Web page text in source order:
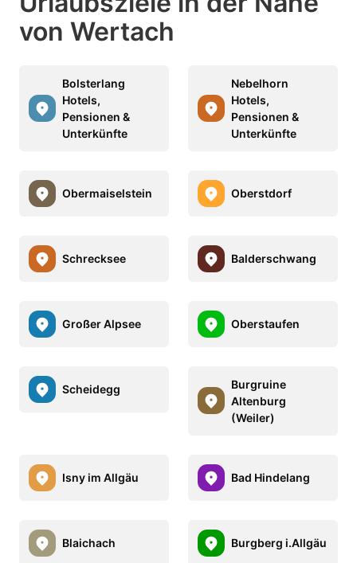
von Wertach
Bolsterlang
Hotels,
Pensionen &
Unterkünfte
Nebelhorn
Hotels,
Pensionen &
Unterkünfte
Obermaiselstein Oberstdorf
Schrecksee Balderschwang
Großer Alpsee Oberstaufen
Scheidegg
Burgruine
Altenburg
(Weiler)
Isny im Allgäu Bad Hindelang
Blaichach Burgberg i.Allgäu